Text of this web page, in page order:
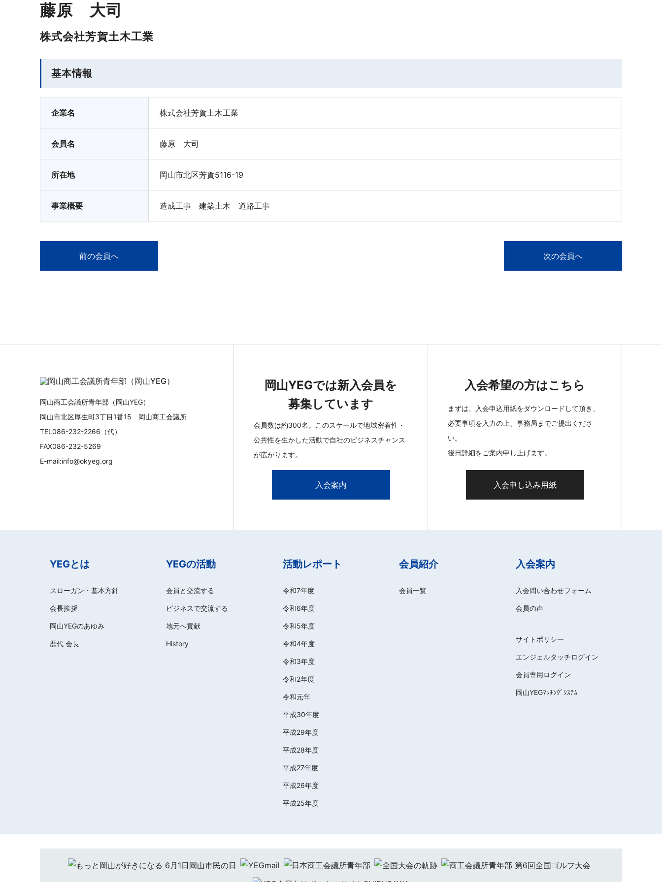
藤原 大司
株式会社芳賀土木工業
基本情報
企業名 株式会社芳賀土木工業
会員名 藤原 大司
所在地 岡山市北区芳賀5116-19
事業概要 造成工事 建築土木 道路工事
前の会員へ 次の会員へ
岡山商工会議所青年部（岡山YEG）
岡山市北区厚生町3丁目1番15 岡山商工会議所
TEL086-232-2266（代）
FAX086-232-5269
E-mail:info@okyeg.org
岡山YEGでは新入会員を
募集しています
会員数は約300名。このスケールで地域密着性・
公共性を生かした活動で自社のビジネスチャンス
が広がります。
入会案内
入会希望の方はこちら
まずは、入会申込用紙をダウンロードして頂き、
必要事項を入力の上、事務局までご提出くださ
い。
後日詳細をご案内申し上げます。
入会申し込み用紙
YEGとは
スローガン・基本方針
会長挨拶
岡山YEGのあゆみ
歴代 会長
YEGの活動
会員と交流する
ビジネスで交流する
地元へ貢献
History
活動レポート
令和7年度
令和6年度
令和5年度
令和4年度
令和3年度
令和2年度
令和元年
平成30年度
平成29年度
平成28年度
平成27年度
平成26年度
平成25年度
会員紹介
会員一覧
入会案内
入会問い合わせフォーム
会員の声
サイトポリシー
エンジェルタッチログイン
会員専用ログイン
岡山YEGﾏｯﾁﾝｸﾞｼｽﾃﾑ